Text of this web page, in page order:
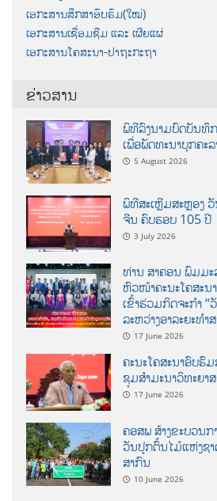
ເອກະສານສຶກສາອົບຮົມ(ໃໝ່)
ເອກະສານເຊື່ອມຊືມ ແລະ ເຜີຍແຜ່
ເອກະສານໂຄສະນາ-ປາຖະກະຖາ
ຂ່າວສານ
ພິທີລົງນາມບົດບັນທຶ
ເພື່ອພັດທະນາບຸກຄ
5 August 2026
ພິທີສະເຫຼີມສະຫຼອງ
ຈີນ ຄົບຮອບ 105 ປີ
3 July 2026
ທ່ານ ສາຄອນ ພົມມະ
ຫົວໜ້າຄະນະໂຄສະນ
ເຂົ້າຮ່ວມກິດຈະກຳ
ລະຫວ່າງອາລະຍະທຳ
17 June 2026
ຄະນະໂຄສະນາອົບຮົ
ຊຸມສຳມະນາວິທະຍາ
17 June 2026
ຄອສພ ສ້າງຂະບວນ
ວັນປູກຕົ້ນໄມ້ແຫ່ງຊ
ສາກົນ
10 June 2026